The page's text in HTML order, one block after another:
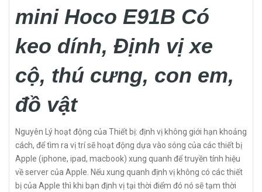
mini Hoco E91B Có
keo dính, Định vị xe
cộ, thú cưng, con em,
đồ vật
Nguyên Lý hoạt động của Thiết bị: định vị không giới hạn khoảng
cách, để tìm ra vị trí sẽ hoạt động dựa vào sóng của các thiết bị
Apple (iphone, ipad, macbook) xung quanh để truyền tính hiệu
về server của Apple. Nếu xung quanh định vị không có các thiết
bị của Apple thì khi bạn định vị tại thời điểm đó nó sẽ tạm thời